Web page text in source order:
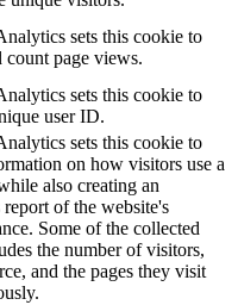
sets this cookie to
count page views.
sets this cookie to
user ID.
sets this cookie to
on how visitors use a
also creating an
report of the website's
Some of the collected
the number of visitors,
and the pages they visit